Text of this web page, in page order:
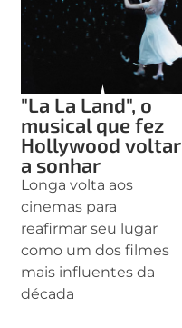
"La La Land", o
musical que fez
Hollywood voltar
a sonhar
Longa volta aos
cinemas para
reafirmar seu lugar
como um dos filmes
mais influentes da
década